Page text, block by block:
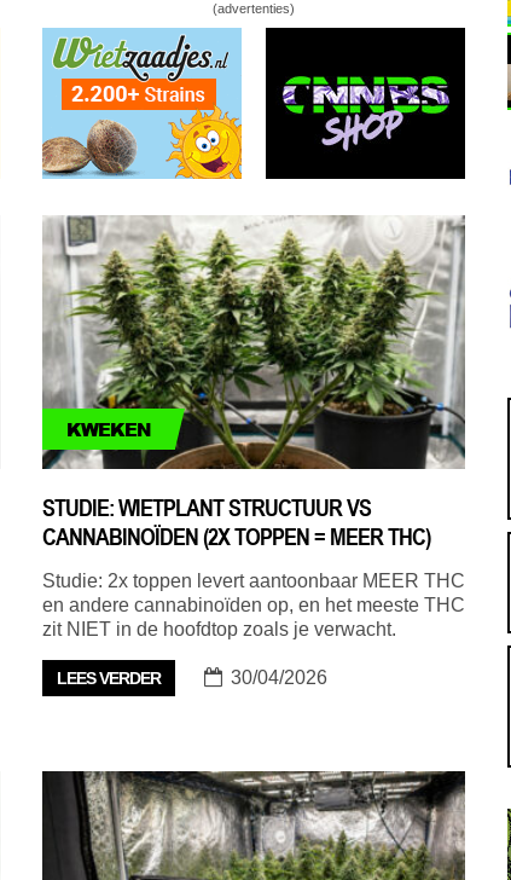
(advertenties)
KWEKEN
STUDIE: WIETPLANT STRUCTUUR VS
CANNABINOÏDEN (2X TOPPEN = MEER THC)
Studie: 2x toppen levert aantoonbaar MEER THC
en andere cannabinoïden op, en het meeste THC
zit NIET in de hoofdtop zoals je verwacht.
LEES VERDER 30/04/2026